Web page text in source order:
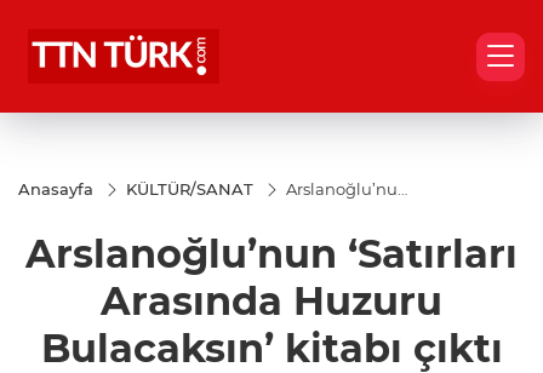
Anasayfa KÜLTÜR/SANAT
Arslanoğlu’nun
Huzuru
Bulacaksın’
kitabı çıktı
Arslanoğlu’nun ‘Satırları
Arasında Huzuru
Bulacaksın’ kitabı çıktı